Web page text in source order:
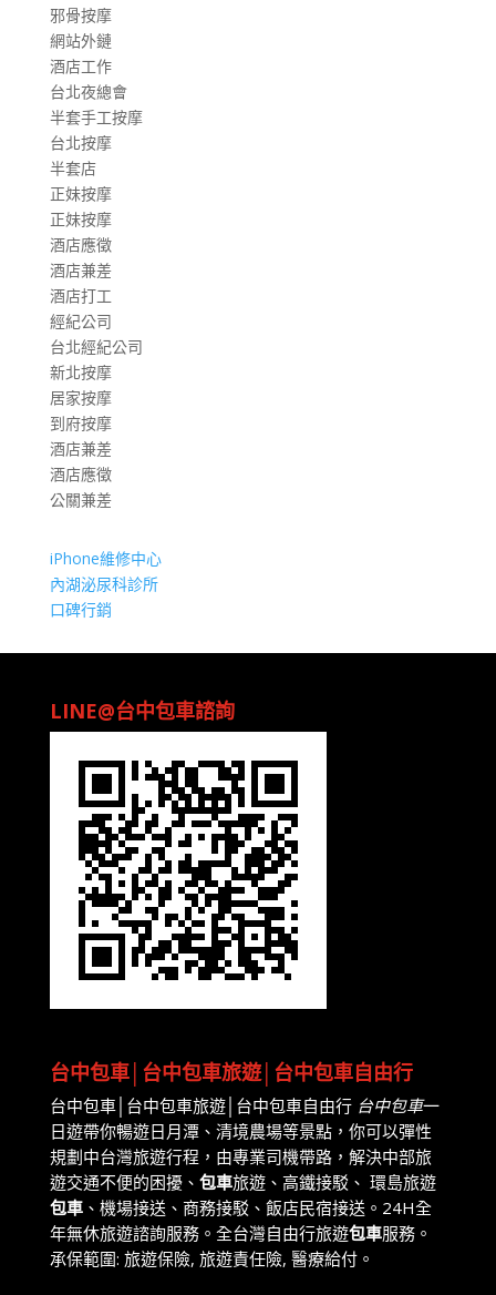
邪骨按摩
網站外鏈
酒店工作
台北夜總會
半套手工按摩
台北按摩
半套店
正妹按摩
正妹按摩
酒店應徵
酒店兼差
酒店打工
經紀公司
台北經紀公司
新北按摩
居家按摩
到府按摩
酒店兼差
酒店應徵
公關兼差
iPhone維修中心
內湖泌尿科診所
口碑行銷
LINE@台中包車諮詢
台中包車│台中包車旅遊│台中包車自由行
台中包車│台中包車旅遊│台中包車自由行 台中包車一
日遊帶你暢遊日月潭、清境農場等景點，你可以彈性
規劃中台灣旅遊行程，由專業司機帶路，解決中部旅
遊交通不便的困擾、 包車旅遊、高鐵接駁、 環島旅遊
包車、機場接送、商務接駁、飯店民宿接送。24H全
年無休旅遊諮詢服務。全台灣自由行旅遊包車服務。
承保範圍: 旅遊保險, 旅遊責任險, 醫療給付。